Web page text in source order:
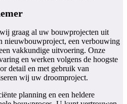
graag al uw bouwprojecten uit
nieuwbouwproject, een verbouwing
vakkundige uitvoering. Onze
en werken volgens de hoogste
detail en met gebruik van
wij uw droomproject.
planning en een heldere